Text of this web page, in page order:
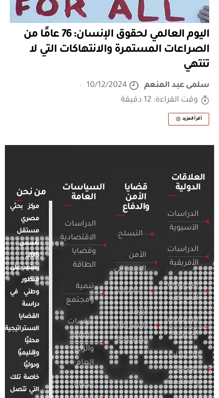
اليوم العالمي لحقوق الإنسان: 76 عامًا من
الصراعات المستمرة والانتهاكات التي لا
تنتهي
سلمى عبد المنعم
10/12/2024
وقت القراءة: 12 دقيقة
أقرأ المزيد
العلاقات
الدولية
الدراسات
الآسيوية
الدراسات
الأفريقية
الدراسات
الأمريكية
الدراسات
الأوروبية
الدراسات
العربية
والإقليمية
قضايا
الأمن
والدفاع
التسلح
الأمن
السيبراني
التطرف
الإرهاب
والصراعات
المسلحة
السياسات
العامة
الدراسات
الاقتصادية
وقضايا
الطاقة
تنمية
ومجتمع
دراسات
الإعلام
والرأي
العام
قضايا
من نحن
مركز بحثي
مصري
مستقل
تأسس
2018.
يعتمد على
منظور
وطني في
دراسة
القضايا
الاستراتيجية
محليًا
وإقليميًا
ودوليًا
خاصة تلك
التي تتصل